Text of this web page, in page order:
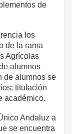
de
los
de la rama
Agrícolas
alumnos
de alumnos se
titulación
académico.
Andaluz a
se encuentra